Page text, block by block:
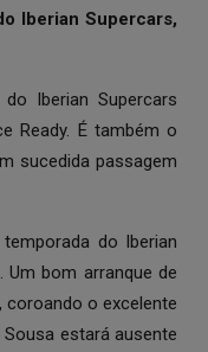
Iberian Supercars,
Iberian Supercars
Ready. É também o
sucedida passagem
do Iberian
bom arranque de
coroando o excelente
estará ausente